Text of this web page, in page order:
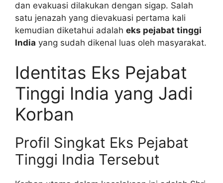
dan evakuasi dilakukan dengan sigap. Salah
satu jenazah yang dievakuasi pertama kali
kemudian diketahui adalah eks pejabat tinggi
India yang sudah dikenal luas oleh masyarakat.
Identitas Eks Pejabat
Tinggi India yang Jadi
Korban
Profil Singkat Eks Pejabat
Tinggi India Tersebut